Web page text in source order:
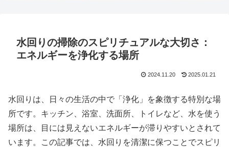
水回りの掃除のスピリチュアルな大切さ：
エネルギーを浄化する場所
2024.11.20 2025.01.21
水回りは、日々の生活の中で「浄化」を象徴する特別な場
所です。キッチン、浴室、洗面所、トイレなど、水を使う
場所は、目には見えないエネルギーが滞りやすいとされて
います。この記事では、水回りを清潔に保つことでスピリ